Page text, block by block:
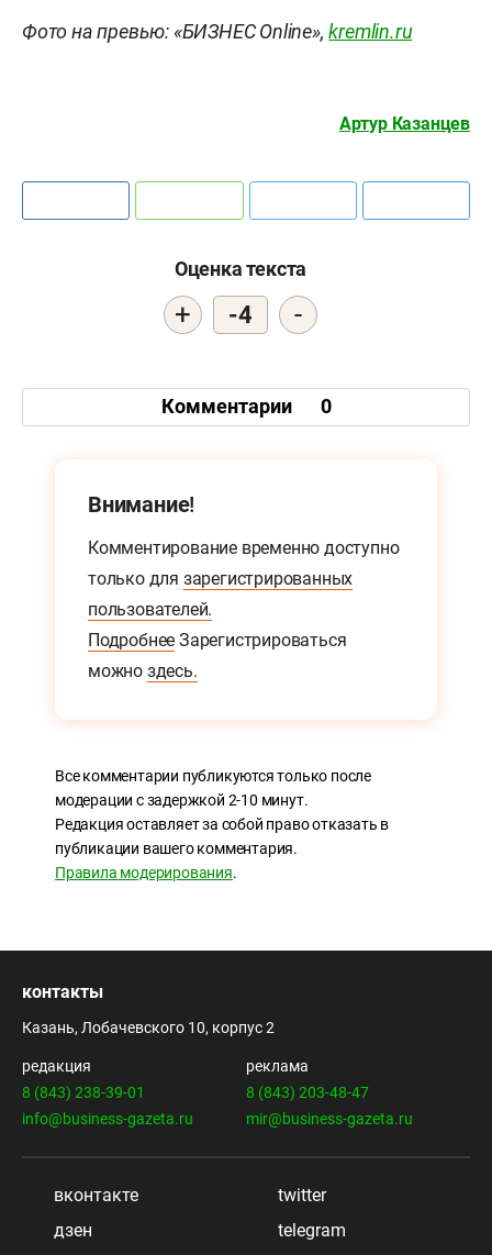
Фото на превью: «БИЗНЕС Online»,kremlin.ru
Артур Казанцев
Оценка текста
+ -4 -
Комментарии 0
Внимание!
Комментирование временно доступно
только для зарегистрированных
пользователей.
Подробнее Зарегистрироваться
можно здесь.
Все комментарии публикуются только после
модерации с задержкой 2-10 минут.
Редакция оставляет за собой право отказать в
публикации вашего комментария.
Правила модерирования.
контакты
Казань, Лобачевского 10, корпус 2
редакция
8 (843) 238-39-01
info@business-gazeta.ru
реклама
8 (843) 203-48-47
mir@business-gazeta.ru
вконтакте
twitter
дзен
telegram